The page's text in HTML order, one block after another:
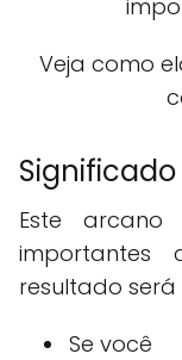
Veja como
Este
resultado será
Se você